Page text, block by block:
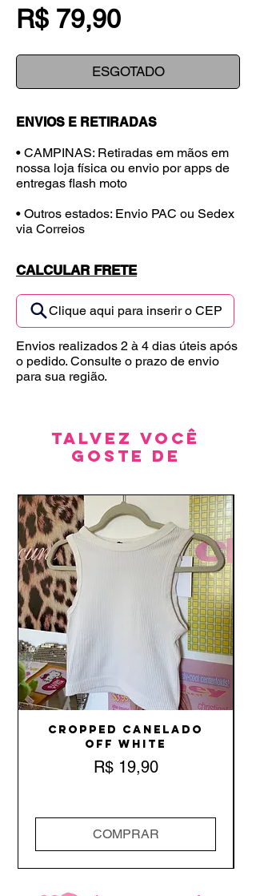
R$ 79,90Preço
ESGOTADO
ENVIOS E RETIRADAS
• CAMPINAS: Retiradas em mãos em
nossa loja física ou envio por apps de
entregas flash moto
• Outros estados: Envio PAC ou Sedex
via Correios
CALCULAR FRETE
Clique aqui para inserir o CEP
Envios realizados 2 à 4 dias úteis após
o pedido. Consulte o prazo de envio
para sua região.
Talvez você
goste de
Cropped Canelado
Off White
Preço
R$ 19,90
COMPRAR